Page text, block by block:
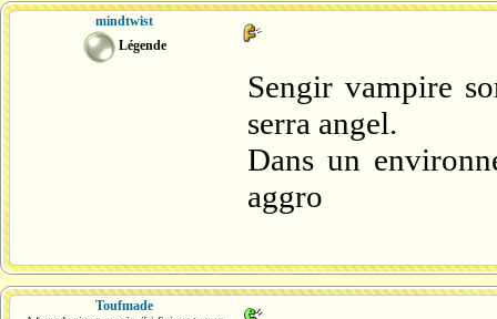
mindtwist
Légende
Sengir vampire
serra angel.
Dans un
aggro
Toufmade